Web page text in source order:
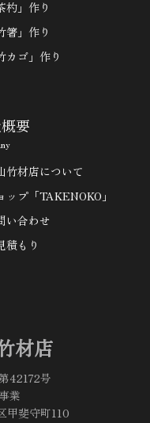
材店
42172号
業
甲斐守町110
杓」作り
箸」作り
カゴ」作り
要
竹材店について
ップ「TAKENOKO」
い合わせ
積もり